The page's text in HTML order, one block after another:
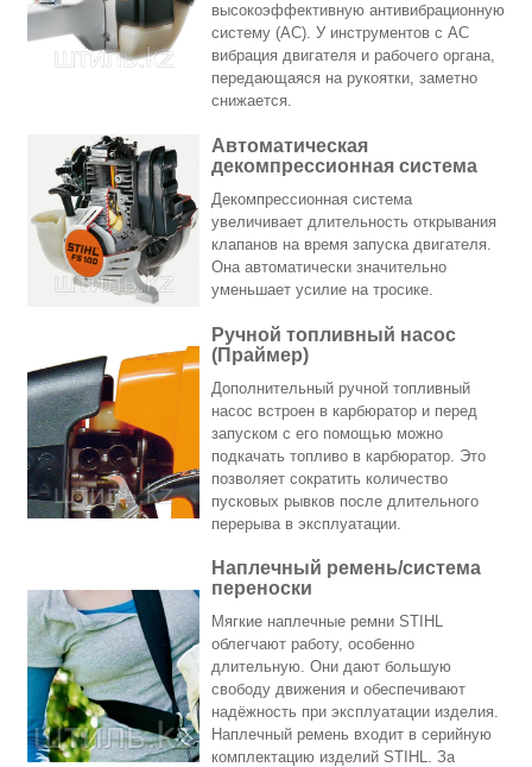
высокоэффективную антивибрационную
систему (АС). У инструментов с АС
вибрация двигателя и рабочего органа,
передающаяся на рукоятки, заметно
снижается.
Автоматическая
декомпрессионная система
Декомпрессионная система
увеличивает длительность открывания
клапанов на время запуска двигателя.
Она автоматически значительно
уменьшает усилие на тросике.
Ручной топливный насос
(Праймер)
Дополнительный ручной топливный
насос встроен в карбюратор и перед
запуском с его помощью можно
подкачать топливо в карбюратор. Это
позволяет сократить количество
пусковых рывков после длительного
перерыва в эксплуатации.
Наплечный ремень/система
переноски
Мягкие наплечные ремни STIHL
облегчают работу, особенно
длительную. Они дают большую
свободу движения и обеспечивают
надёжность при эксплуатации изделия.
Наплечный ремень входит в серийную
комплектацию изделий STIHL. За